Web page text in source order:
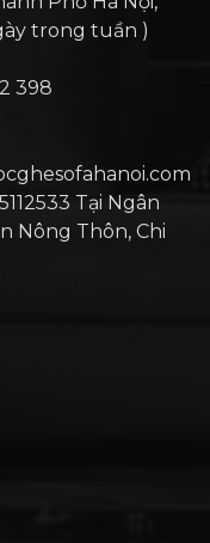
trong tuần )
398
Tại Ngân
Nông Thôn, Chi